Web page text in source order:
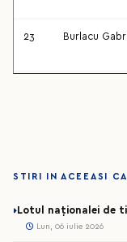
23 Burlacu
STIRI IN ACEEASI
Lotul naționalei de
Lun, 06 iulie 2026